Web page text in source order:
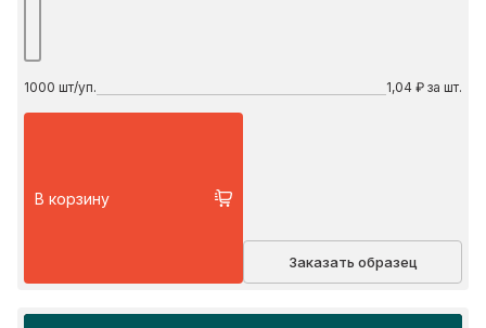
1000 шт/уп. 1,04 ₽ за шт.
В корзину
Заказать образец